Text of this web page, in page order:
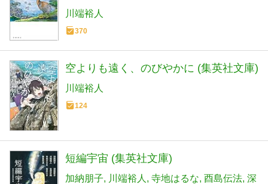
川端裕人
370
空よりも遠く、のびやかに (集英社文庫)
川端裕人
124
短編宇宙 (集英社文庫)
加納朋子 川端裕人 寺地はるな 酉島伝法 深